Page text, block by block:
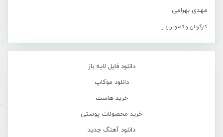
مهدی بهرامی
کارگردان و تصویربردار
دانلود فایل لایه باز
دانلود موکاپ
خرید هاست
خرید محصولات پوستی
دانلود آهنگ جدید